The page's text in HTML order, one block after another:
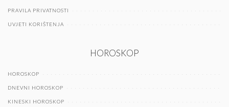
PRAVILA PRIVATNOSTI
UVJETI KORIŠTENJA
HOROSKOP
HOROSKOP
DNEVNI HOROSKOP
KINESKI HOROSKOP